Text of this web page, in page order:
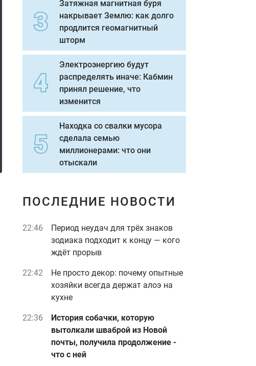
Затяжная магнитная буря
накрывает Землю: как долго
продлится геомагнитный
шторм
Электроэнергию будут
распределять иначе: Кабмин
принял решение, что
изменится
Находка со свалки мусора
сделала семью
миллионерами: что они
отыскали
ПОСЛЕДНИЕ НОВОСТИ
22:46
Период неудач для трёх знаков
зодиака подходит к концу — кого
ждёт прорыв
22:42
Не просто декор: почему опытные
хозяйки всегда держат алоэ на
кухне
22:36
История собачки, которую
вытолкали шваброй из Новой
почты, получила продолжение -
что с ней